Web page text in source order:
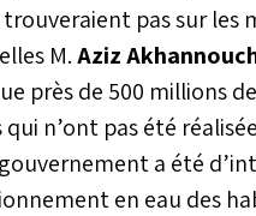
pas sur les
M.Aziz
près de 500 millions
n’ont pas été
a été
en eau des